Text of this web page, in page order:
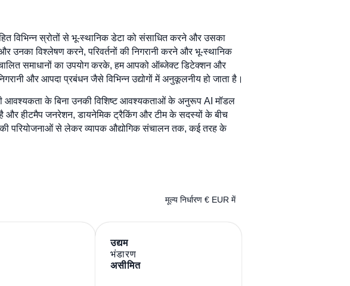
विभिन्न स्रोतों से भू-स्थानिक डेटा को संसाधित करने और उसका
उनका विश्लेषण करने, परिवर्तनों की निगरानी करने और भू-स्थानिक
समाधानों का उपयोग करके, हम आपको ऑब्जेक्ट डिटेक्शन और
और आपदा प्रबंधन जैसे विभिन्न उद्योगों में अनुकूलनीय हो जाता है।
की आवश्यकता के बिना उनकी विशिष्ट आवश्यकताओं के अनुरूप AI मॉडल
और हीटमैप जनरेशन, डायनेमिक ट्रैकिंग और टीम के सदस्यों के बीच
की परियोजनाओं से लेकर व्यापक औद्योगिक संचालन तक, कई तरह के
मूल्य निर्धारण € EUR में
उद्यम
भंडारण
असीमित